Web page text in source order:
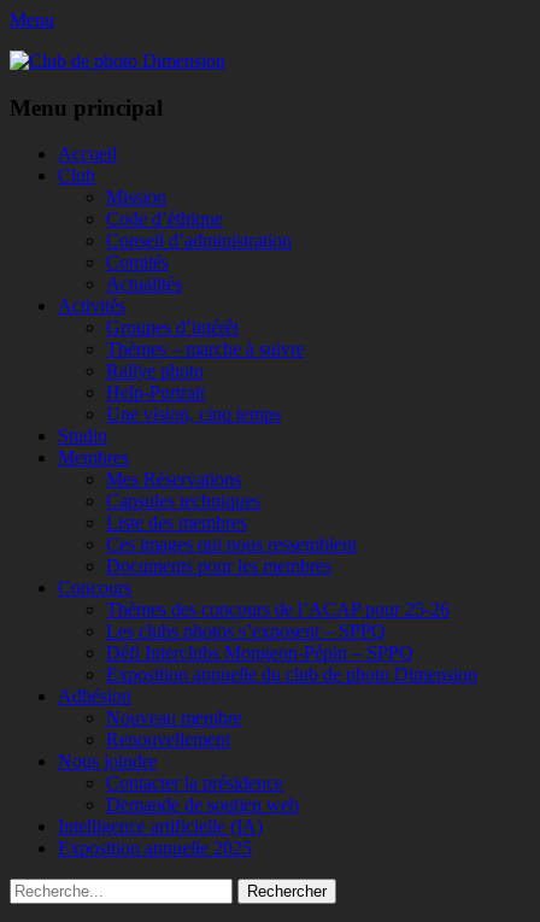
Menu
Club de photo Dimension
Menu principal
Aller
Accueil
Club
Mission
Code d’éthique
Conseil d’administration
Comités
Actualités
Activités
Groupes d’intérêt
Thèmes – marche à suivre
Rallye photo
Help-Portrait
Une vision, cinq temps
Studio
Membres
Mes Réservations
Capsules techniques
Liste des membres
Ces images qui nous ressemblent
Documents pour les membres
Concours
Thèmes des concours de l’ACAP pour 25-26
Les clubs photos s’exposent – SPPQ
Défi Interclubs Mongeon-Pépin – SPPQ
Exposition annuelle du club de photo Dimension
Adhésion
Nouveau membre
Renouvellement
Nous joindre
Contacter la présidence
Demande de soutien web
Intelligence artificielle (IA)
Exposition annuelle 2025
Recherche
Rechercher :